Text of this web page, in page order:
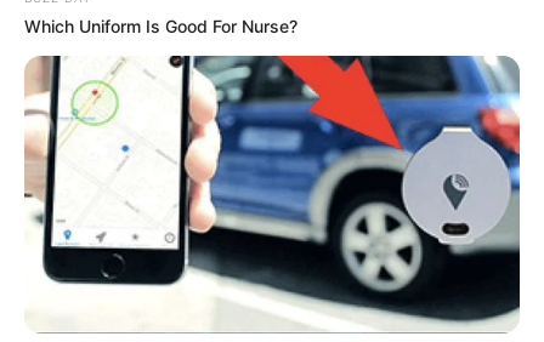
Ez nem az a mondat, amit véletlenül ír ki valaki
péntek este.
Magyar Péter azt is hozzátette: akik az utóbbi
évtizedek legnagyobb politikai átverésében részt
vettek, nem képviselhetik a magyarokat a jövőben.
Which Uniform Is Good For Nurse?